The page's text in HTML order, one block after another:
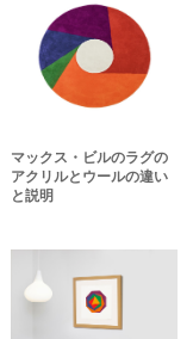
マックス・ビルのラグの
アクリルとウールの違い
と説明